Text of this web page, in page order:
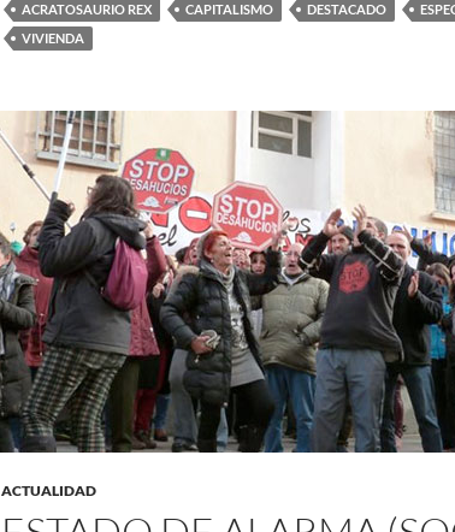
ACRATOSAURIO REX CAPITALISMO DESTACADO
VIVIENDA
ACTUALIDAD